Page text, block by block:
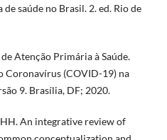
saúde no Brasil. 2. ed. Rio de
Atenção Primária à Saúde.
Coronavírus (COVID-19) na
9. Brasília, DF; 2020.
An integrative review of